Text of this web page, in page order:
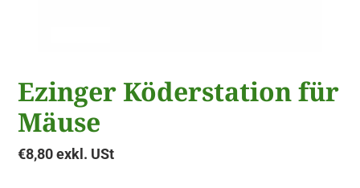
Ezinger Köderstation für
Mäuse
Normaler
€8,80 exkl. USt